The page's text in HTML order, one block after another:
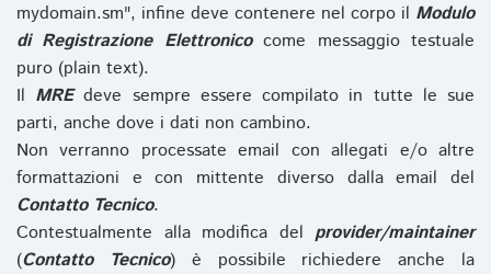
mydomain.sm", infine deve contenere nel corpo il Modulo
di Registrazione Elettronicocome messaggio testuale
puro (plain text).
Il MREdeve sempre essere compilato in tutte le sue
parti, anche dove i dati non cambino.
Non verranno processate email con allegati e/o altre
formattazioni e con mittente diverso dalla email del
Contatto Tecnico.
Contestualmente alla modifica del provider/maintainer
(Contatto Tecnico) è possibile richiedere anche la